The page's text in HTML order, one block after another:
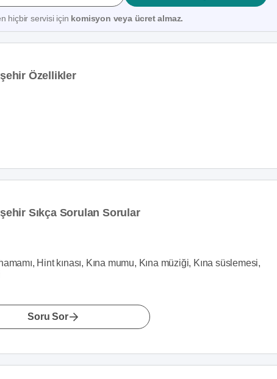
hiçbir servisi için komisyon veya ücret almaz.
Özellikler
Sıkça Sorulan Sorular
Hint kınası, Kına mumu, Kına müziği, Kına süslemesi,
Soru Sor